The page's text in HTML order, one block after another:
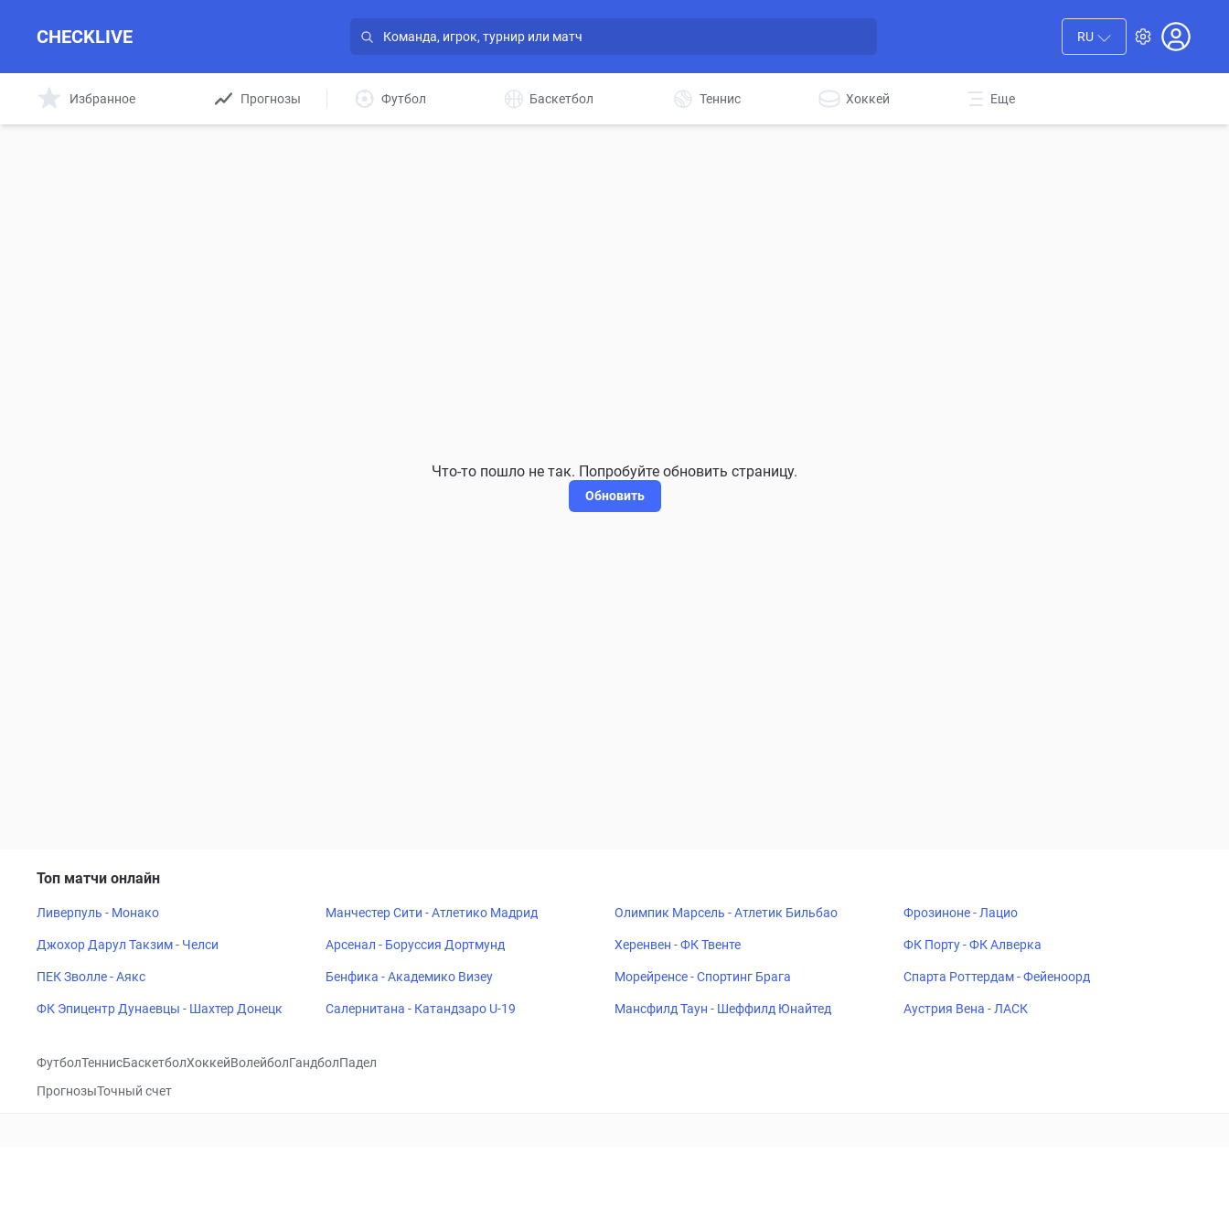
CHECKLIVE RU
Избранное Прогнозы Футбол Баскетбол Теннис Хоккей Еще
Что-то пошло не так. Попробуйте обновить страницу.
Обновить
Топ матчи онлайн
Ливерпуль - Монако Манчестер Сити - Атлетико Мадрид Олимпик Марсель - Атлетик Бильбао Фрозиноне - Лацио
Джохор Дарул Такзим - Челси Арсенал - Боруссия Дортмунд Херенвен - ФК Твенте ФК Порту - ФК Алверка
ПЕК Зволле - Аякс Бенфика - Академико Визеу Морейренсе - Спортинг Брага Спарта Роттердам - Фейеноорд
ФК Эпицентр Дунаевцы - Шахтер Донецк Салернитана - Катандзаро U-19 Мансфилд Таун - Шеффилд Юнайтед Аустрия Вена - ЛАСК
ФутболТеннисБаскетболХоккейВолейболГандболПадел
ПрогнозыТочный счет